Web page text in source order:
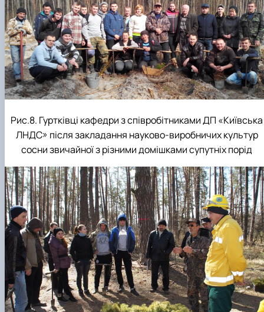
Рис.8. Гуртківці кафедри з співробітниками ДП «Київська
ЛНДС» після закладання науково-виробничих культур
сосни звичайної з різними домішками супутніх порід